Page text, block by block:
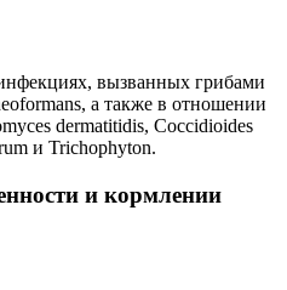
вызванных грибами
а также в отношении
dermatitidis, Coccidioides
и Trichophyton.
и кормлении